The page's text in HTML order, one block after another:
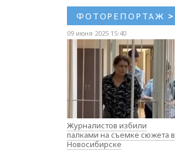
ФОТОРЕПОРТАЖ >
09 июня 2025 15:40
Журналистов избили
палками на съемке сюжета в
Новосибирске